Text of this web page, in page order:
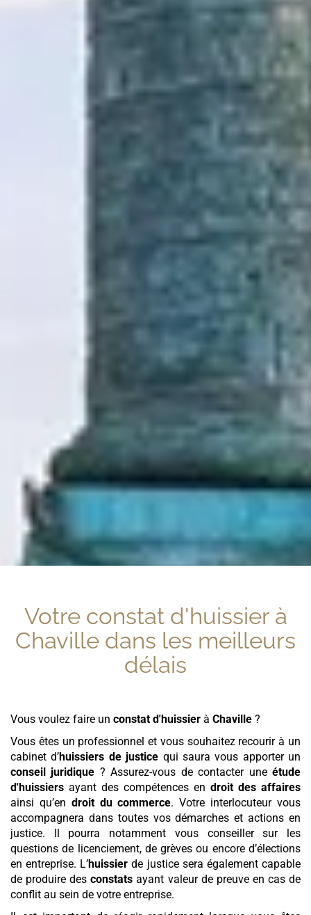
Votre constat d'huissier à
Chaville dans les meilleurs
délais
Vous voulez faire un constat d'huissier à Chaville ?
Vous êtes un professionnel et vous souhaitez recourir à un
cabinet d’huissiers de justice qui saura vous apporter un
conseil juridique ? Assurez-vous de contacter uneétude
d'huissiers ayant des compétences en droit des affaires
ainsi qu’en droit du commerce. Votre interlocuteur vous
accompagnera dans toutes vos démarches et actions en
justice. Il pourra notamment vous conseiller sur les
questions de licenciement, de grèves ou encore d’élections
en entreprise. L’huissier de justice sera également capable
de produire desconstats ayant valeur de preuve en cas de
conflit au sein de votre entreprise.